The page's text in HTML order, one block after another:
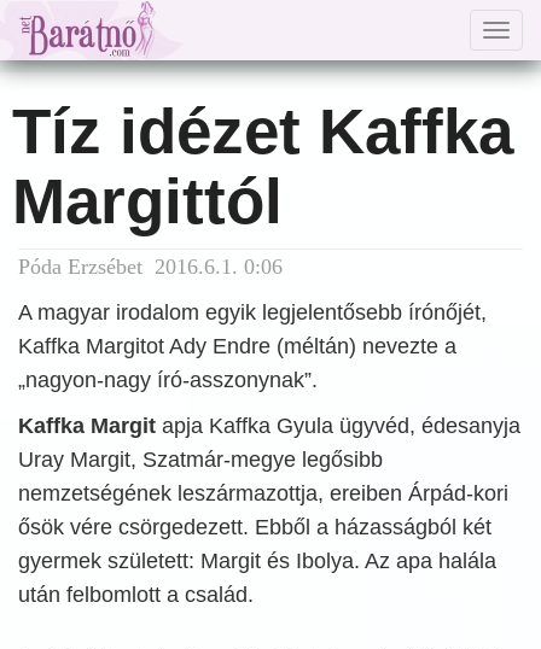
Tíz idézet Kaffka
Margittól
Póda Erzsébet 2016.6.1. 0:06
A magyar irodalom egyik legjelentősebb írónőjét,
Kaffka Margitot Ady Endre (méltán) nevezte a
„nagyon-nagy író-asszonynak”.
Kaffka Margit apja Kaffka Gyula ügyvéd, édesanyja
Uray Margit, Szatmár-megye legősibb
nemzetségének leszármazottja, ereiben Árpád-kori
ősök vére csörgedezett. Ebből a házasságból két
gyermek született: Margit és Ibolya. Az apa halála
után felbomlott a család.